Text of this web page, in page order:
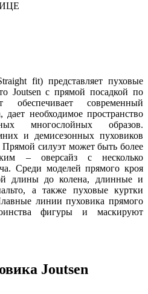
fit) представляет пуховые
Joutsen с прямой посадкой по
современный
необходимое пространство
многослойных образов.
и демисезонных пуховиков
силуэт может быть более
– оверсайз с несколько
Среди моделей прямого кроя
длины до колена, длинные и
а также пуховые куртки
линии пуховика прямого
фигуры и маскируют
Joutsen